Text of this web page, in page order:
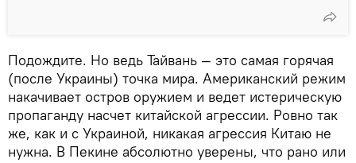
Подождите. Но ведь Тайвань — это самая горячая
(после Украины) точка мира. Американский режим
накачивает остров оружием и ведет истерическую
пропаганду насчет китайской агрессии. Ровно так
же, как и с Украиной, никакая агрессия Китаю не
нужна. В Пекине абсолютно уверены, что рано или